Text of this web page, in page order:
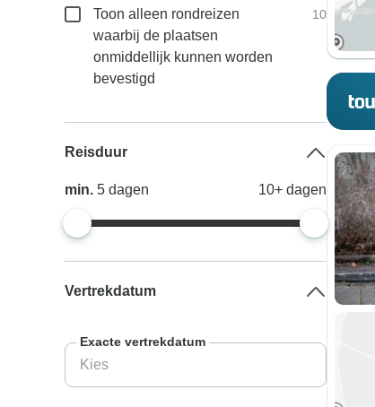
Toon alleen rondreizen
waarbij de plaatsen
onmiddellijk kunnen worden
bevestigd
10
Reisduur
min.5dagen 10+ dagen
Vertrekdatum
Exacte vertrekdatum